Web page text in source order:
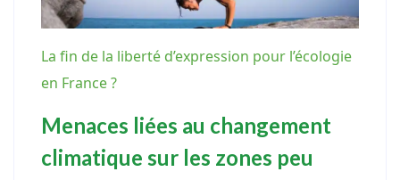
La fin de la liberté d’expression pour l’écologie
en France ?
Menaces liées au changement
climatique sur les zones peu